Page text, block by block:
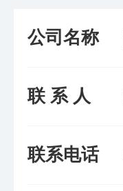
公司名称
联 系 人
联系电话